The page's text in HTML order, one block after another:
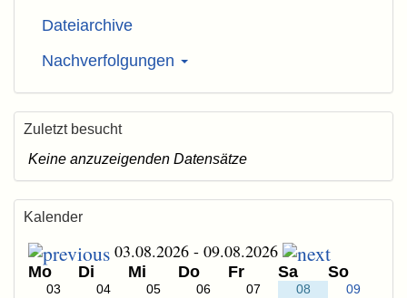
Dateiarchive
Nachverfolgungen
Zuletzt besucht
Keine anzuzeigenden Datensätze
Kalender
03.08.2026 - 09.08.2026
Mo Di Mi Do Fr Sa So
03 04 05 06 07 08 09